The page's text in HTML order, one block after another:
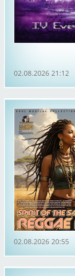
02.08.2026 21:12
02.08.2026 20:55